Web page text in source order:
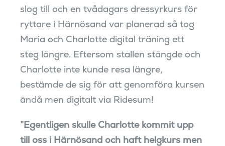
slog till och en tvådagars dressyrkurs för
ryttare i Härnösand var planerad så tog
Maria och Charlotte digital träning ett
steg längre. Eftersom stallen stängde och
Charlotte inte kunde resa längre,
bestämde de sig för att genomföra kursen
ändå men digitalt via Ridesum!
”Egentligen skulle Charlotte kommit upp
till oss i Härnösand och haft helgkurs men